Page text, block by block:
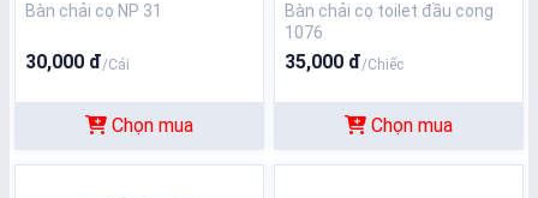
Bàn chải cọ NP 31
30,000 đ/Cái
Chọn mua
Bàn chải cọ toilet đầu cong
1076
35,000 đ/Chiếc
Chọn mua